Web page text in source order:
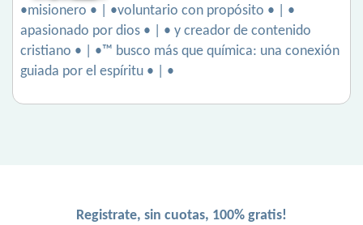
•misionero • | •voluntario con propósito • | •
apasionado por dios • | • y creador de contenido
cristiano • | •™ busco más que química: una conexión
guiada por el espíritu • | •
Registrate, sin cuotas, 100% gratis!